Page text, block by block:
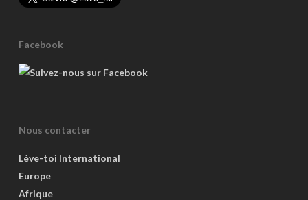
Facebook
Nous contacter
Lève-toi International
Europe
Afrique